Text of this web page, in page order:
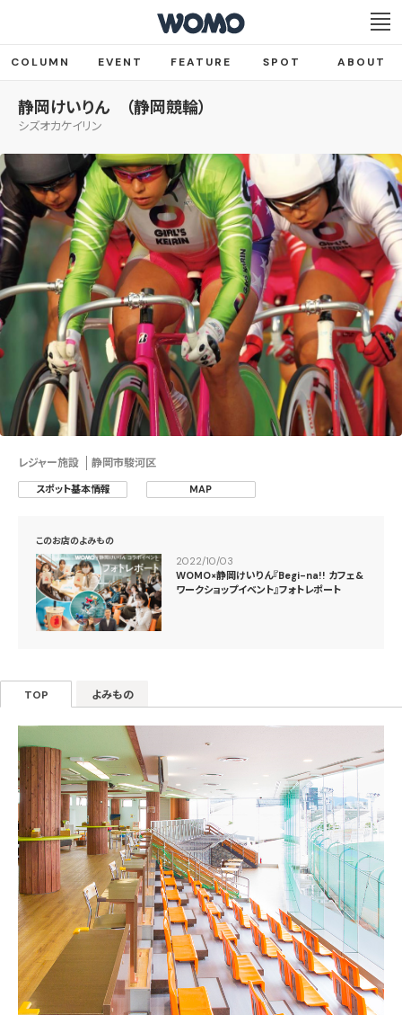
COLUMN EVENT FEATURE SPOT ABOUT
静岡けいりん （静岡競輪）
シズオカケイリン
レジャー施設 静岡市駿河区
スポット基本情報 MAP
このお店のよみもの
2022/10/03
WOMO×静岡けいりん『Begi-na!! カフェ&
ワークショップイベント』フォトレポート
TOP よみもの